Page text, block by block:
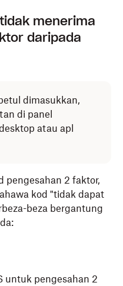
menerima
daripada
dimasukkan,
di panel
atau apl
pengesahan 2 faktor,
kod "tidak dapat
beza bergantung
untuk pengesahan 2